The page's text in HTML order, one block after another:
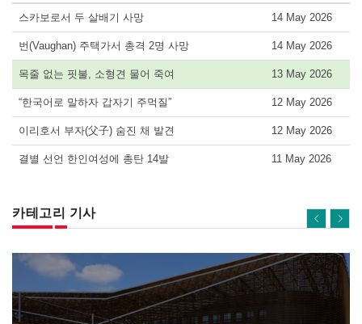
스카보로서 두 살배기 사망 14 May 2026
번(Vaughan) 주택가서 총격 2명 사망 14 May 2026
목줄 없는 핏불, 소형견 물어 죽여 13 May 2026
“한국어로 말하자 갑자기 주먹질” 12 May 2026
이리호서 부자(父子) 숨진 채 발견 12 May 2026
결별 선언 한인여성에 총탄 14발 11 May 2026
카테고리 기사